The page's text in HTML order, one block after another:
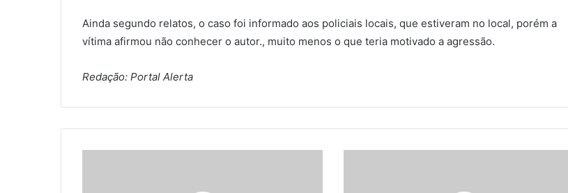
Ainda segundo relatos, o caso foi informado aos policiais locais, que estiveram no local, porém a
vítima afirmou não conhecer o autor., muito menos o que teria motivado a agressão.
Redação: Portal Alerta